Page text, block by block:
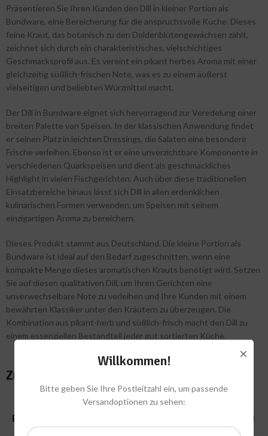
Präsentieren Sie Ihren Kunden den Dill in kleiner Portion als
Bundware, eine Bereicherung für die anspruchsvolle Küche. Dieses
feine Kraut, das botanisch zu den Doldenblütengewächsen zählt,
zeichnet sich durch ein charakteristisches, vielschichtiges
Geschmacksprofil aus. Es vereint ein pikant herbes Aroma mit einer
gleichzeitig süßlich-frischen Note, was es zu einem äußerst
vielseitigen und beliebten Würzmittel macht.
Der Dill in Bundware eignet sich hervorragend zur Veredelung einer
breiten Palette von Speisen. In der klassischen Anwendung findet
er seinen Platz in leichten Dressings, die Salaten eine besondere
Frische verleihen. Ebenso ist er eine unverzichtbare Komponente in
verschiedenen Quarkspeisen und dient als geschmackliches
Highlight in vielen Fischgerichten. Auch über diese traditionellen
Einsatzbereiche hinaus lässt sich Dill in allen erdenklichen
kulinarischen Formen verwenden, um Speisen mit seinem
einzigartigen Aroma zu bereichern.
Dieses Produkt stammt aus Deutschland. Die kleine Portion als
Bundware ist ideal auf den Bedarf zugeschnitten, wenn eine
kompakte Menge dieses aromatischen Krauts benötigt wird. Setzen
Sie auf diesen qualitativen Dill, um Ihren Gerichten eine
unverwechselbare Note zu verleihen und Ihre Kunden mit einem
bewährten Klassiker unter den Kräutern zu überzeugen. Die
Kombination aus pikant-herb und süßlich-frisch macht den Dill zu
einem essenziellen Bestandteil jeder gut sortierten Küche.
Zusätzliche Informationen
BRENNWERT 27,5 kcal – 115 kj
×
Willkommen!
Bitte geben Sie Ihre Postleitzahl ein, um passende
Versandoptionen zu sehen: